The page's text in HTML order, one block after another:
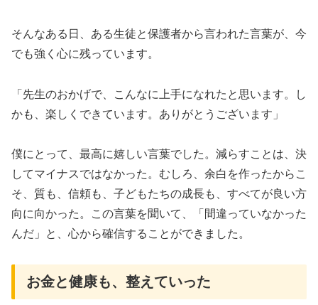
そんなある日、ある生徒と保護者から言われた言葉が、今
でも強く心に残っています。
「先生のおかげで、こんなに上手になれたと思います。し
かも、楽しくできています。ありがとうございます」
僕にとって、最高に嬉しい言葉でした。減らすことは、決
してマイナスではなかった。むしろ、余白を作ったからこ
そ、質も、信頼も、子どもたちの成長も、すべてが良い方
向に向かった。この言葉を聞いて、「間違っていなかった
んだ」と、心から確信することができました。
お金と健康も、整えていった